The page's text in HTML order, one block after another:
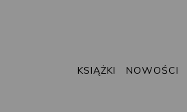
KSIĄŻKI NOWOŚCI